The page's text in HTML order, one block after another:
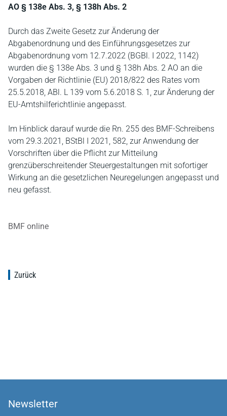
AO § 138e Abs. 3, § 138h Abs. 2
Durch das Zweite Gesetz zur Änderung der
Abgabenordnung und des Einführungsgesetzes zur
Abgabenordnung vom 12.7.2022 (BGBl. I 2022, 1142)
wurden die § 138e Abs. 3 und § 138h Abs. 2 AO an die
Vorgaben der Richtlinie (EU) 2018/822 des Rates vom
25.5.2018, ABl. L 139 vom 5.6.2018 S. 1, zur Änderung der
EU-Amtshilferichtlinie angepasst.
Im Hinblick darauf wurde die Rn. 255 des BMF-Schreibens
vom 29.3.2021, BStBl I 2021, 582, zur Anwendung der
Vorschriften über die Pflicht zur Mitteilung
grenzüberschreitender Steuergestaltungen mit sofortiger
Wirkung an die gesetzlichen Neuregelungen angepasst und
neu gefasst.
BMF online
Zurück
Newsletter